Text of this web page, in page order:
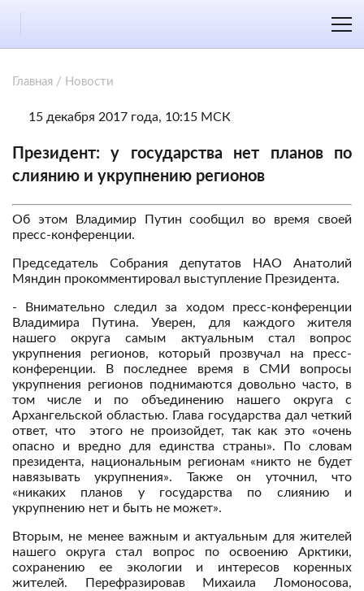
Главная / Новости
15 декабря 2017 года, 10:15 МСК
Президент: у государства нет планов по
слиянию и укрупнению регионов
Об этом Владимир Путин сообщил во время своей
пресс-конференции.
Председатель Собрания депутатов НАО Анатолий
Мяндин прокомментировал выступление Президента.
- Внимательно следил за ходом пресс-конференции
Владимира Путина. Уверен, для каждого жителя
нашего округа самым актуальным стал вопрос
укрупнения регионов, который прозвучал на пресс-
конференции. В последнее время в СМИ вопросы
укрупнения регионов поднимаются довольно часто, в
том числе и по объединению нашего округа с
Архангельской областью. Глава государства дал четкий
ответ, что этого не произойдет, так как это «очень
опасно и вредно для единства страны». По словам
президента, национальным регионам «никто не будет
навязывать укрупнения». Также он уточнил, что
«никаких планов у государства по слиянию и
укрупнению нет и быть не может».
Вторым, не менее важным и актуальным для жителей
нашего округа стал вопрос по освоению Арктики,
сохранению ее экологии и интересов коренных
жителей. Перефразировав Михаила Ломоносова,